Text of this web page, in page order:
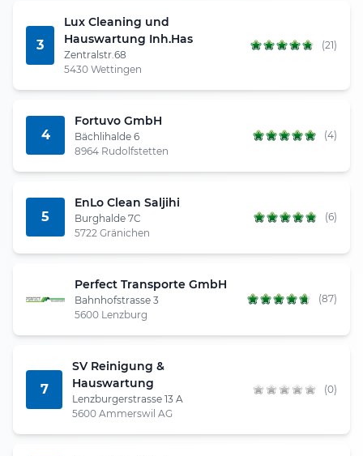
3
Lux Cleaning und
Hauswartung Inh.Has
Zentralstr.68
5430 Wettingen
(21)
4
Fortuvo GmbH
Bächlihalde 6
8964 Rudolfstetten
(4)
5
EnLo Clean Saljihi
Burghalde 7C
5722 Gränichen
(6)
Perfect Transporte GmbH
Bahnhofstrasse 3
5600 Lenzburg
(87)
7
SV Reinigung &
Hauswartung
Lenzburgerstrasse 13 A
5600 Ammerswil AG
(0)